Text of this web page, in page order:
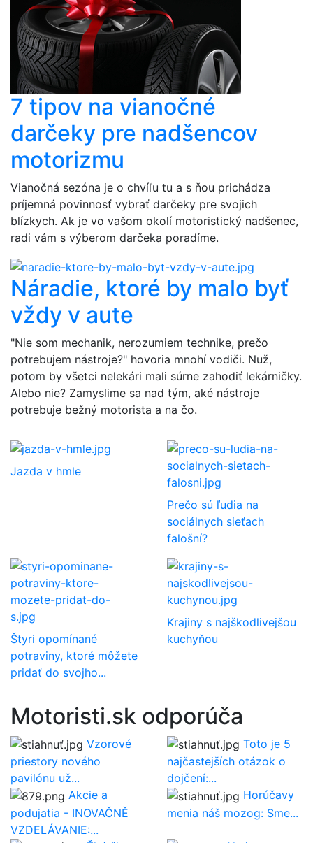
7 tipov na vianočné
darčeky pre nadšencov
motorizmu
Vianočná sezóna je o chvíľu tu a s ňou prichádza
príjemná povinnosť vybrať darčeky pre svojich
blízkych. Ak je vo vašom okolí motoristický nadšenec,
radi vám s výberom darčeka poradíme.
Náradie, ktoré by malo byť
vždy v aute
"Nie som mechanik, nerozumiem technike, prečo
potrebujem nástroje?" hovoria mnohí vodiči. Nuž,
potom by všetci nelekári mali súrne zahodiť lekárničky.
Alebo nie? Zamyslime sa nad tým, aké nástroje
potrebuje bežný motorista a na čo.
Jazda v hmle
Prečo sú ľudia na
sociálnych sieťach
falošní?
Štyri opomínané
potraviny, ktoré môžete
pridať do svojho...
Krajiny s najškodlivejšou
kuchyňou
Motoristi.sk odporúča
Vzorové
priestory nového
pavilónu už...
Toto je 5
najčastejších otázok o
dojčení:...
Akcie a
podujatia - INOVAČNĚ
VZDELÁVANIE:...
Horúčavy
menia náš mozog: Sme...